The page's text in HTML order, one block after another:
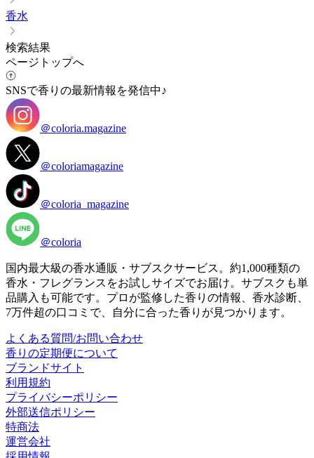
香水
検索結果
ページトップへ
SNSで香りの最新情報を発信中♪
＠coloria.magazine
＠coloriamagazine
＠coloria_magazine
＠coloria
国内最大級の香水通販・サブスクサービス。約1,000種類の
香水・フレグランスをお試しサイズでお届け。サブスクも単
品購入も可能です。プロが監修した香りの情報、香水診断、
7万件超の口コミで、自分に合った香りが見つかります。
よくある質問/お問い合わせ
香りの定期便について
ブランドサイト
利用規約
プライバシーポリシー
外部送信ポリシー
特商法
運営会社